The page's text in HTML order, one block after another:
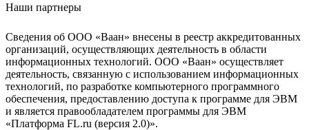
Наши партнеры
Сведения об ООО «Ваан» внесены в реестр аккредитованных
организаций, осуществляющих деятельность в области
информационных технологий. ООО «Ваан» осуществляет
деятельность, связанную с использованием информационных
технологий, по разработке компьютерного программного
обеспечения, предоставлению доступа к программе для ЭВМ
и является правообладателем программы для ЭВМ
«Платформа FL.ru (версия 2.0)».